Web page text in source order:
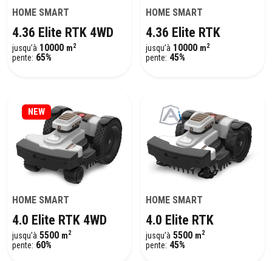
HOME SMART
4.36 Elite RTK 4WD
jusqu’à 10000 m2
pente: 65%
HOME SMART
4.36 Elite RTK
jusqu’à 10000 m2
pente: 45%
NEW
HOME SMART
4.0 Elite RTK 4WD
jusqu’à 5500 m2
pente: 60%
HOME SMART
4.0 Elite RTK
jusqu’à 5500 m2
pente: 45%